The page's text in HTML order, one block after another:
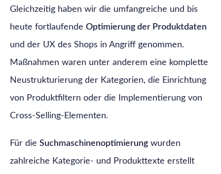
Gleichzeitig haben wir die umfangreiche und bis
heute fortlaufende Optimierung der Produktdaten
und der UX des Shops in Angriff genommen.
Maßnahmen waren unter anderem eine komplette
Neustrukturierung der Kategorien, die Einrichtung
von Produktfiltern oder die Implementierung von
Cross-Selling-Elementen.
Für die Suchmaschinen­­optimierung wurden
zahlreiche Kategorie- und Produkttexte erstellt